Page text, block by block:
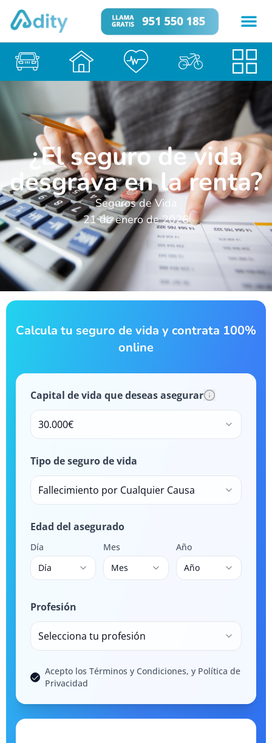
¿El seguro de vida
desgrava en la renta?
Seguros de Vida
21 de enero de 2026
Calcula tu seguro de vida y contrata 100%
online
Capital de vida que deseas asegurar
30.000€
Tipo de seguro de vida
Fallecimiento por Cualquier Causa
Edad del asegurado
Día
Día
Mes
Mes
Año
Año
Profesión
Selecciona tu profesión
Acepto los Términos y Condiciones, y Política de
Privacidad